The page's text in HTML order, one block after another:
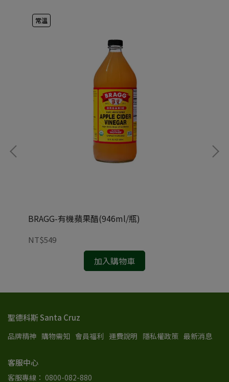
常溫
BRAGG-有機蘋果醋(946ml/瓶)
NT$549
加入購物車
聖德科斯 Santa Cruz
品牌精神 購物需知 會員福利 運費說明 隱私權政策 最新消息
客服中心
客服專線： 0800-082-880